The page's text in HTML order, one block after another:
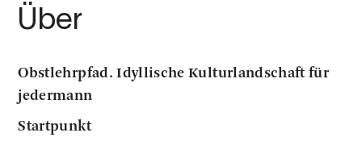
Über
Obstlehrpfad. Idyllische Kulturlandschaft für
jedermann
Startpunkt